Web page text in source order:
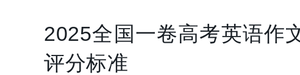
2025全国一卷高考英语作
评分标准